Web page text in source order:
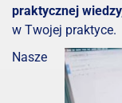
praktycznej
w Twojej praktyce.
Nasze